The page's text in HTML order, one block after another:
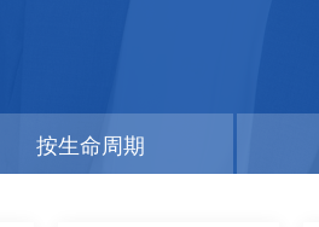
按生命周期